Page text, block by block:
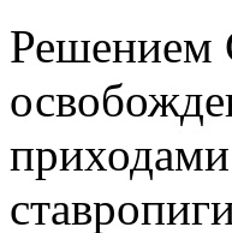
Решением